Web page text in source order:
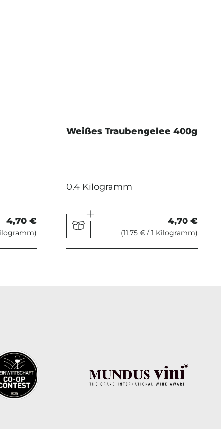
4,70 €
Weißes Traubengelee 400g
0.4 Kilogramm
4,70 €
(11,75 € / 1 Kilogramm)